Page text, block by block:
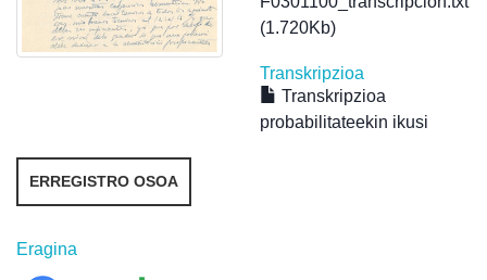
(1.720Kb)
Transkripzioa
Transkripzioa
probabilitateekin ikusi
ERREGISTRO OSOA
Eragina